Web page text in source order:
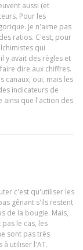
aussi (et
Pour les
Je n'aime pas
ratios. C'est, pour
qui
y avait des règles et
dire aux chiffres.
canaux, oui, mais les
indicateurs de
ainsi que l'action des
c'est qu'utiliser les
gênant s'ils restent
de la bougie. Mais,
le cas, les
sont pas très
utiliser l'AT.